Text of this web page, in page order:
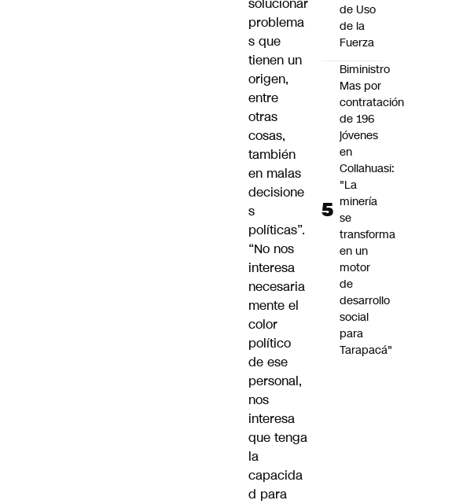
problema
s que
tienen un
origen,
entre
otras
cosas,
también
en malas
decisione
s
políticas”.
“No nos
interesa
necesaria
mente el
color
político
de ese
personal,
nos
interesa
que tenga
la
capacida
d para
de Uso
de la
Fuerza
Biministro
Mas por
contratación
de 196
jóvenes
en
Collahuasi:
"La
minería
se
transforma
en un
motor
de
desarrollo
social
para
Tarapacá"